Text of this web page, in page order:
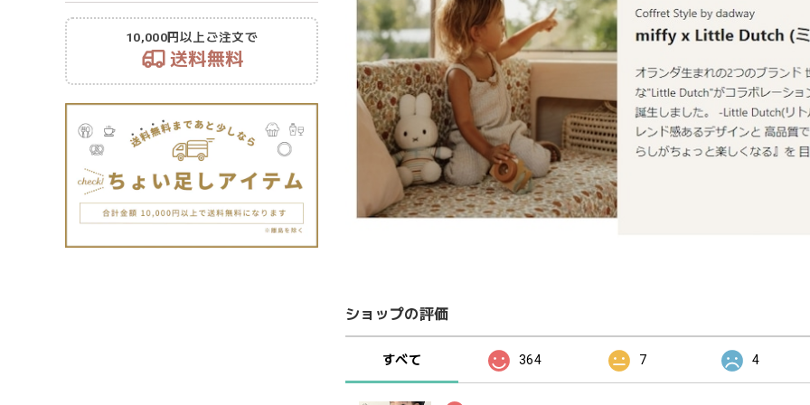
10,000円以上ご注文で
送料無料
ショップの評価
すべて 364 7 4